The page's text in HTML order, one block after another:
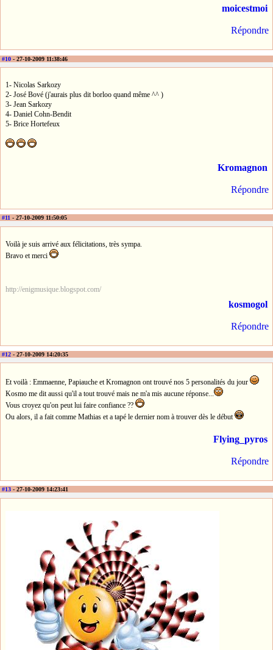
moicestmoi
Répondre
#10 - 27-10-2009 11:38:46
1- Nicolas Sarkozy
2- José Bové (j'aurais plus dit borloo quand même ^^ )
3- Jean Sarkozy
4- Daniel Cohn-Bendit
5- Brice Hortefeux
Kromagnon
Répondre
#11 - 27-10-2009 11:50:05
Voilà je suis arrivé aux félicitations, très sympa.
Bravo et merci
http://enigmusique.blogspot.com/
kosmogol
Répondre
#12 - 27-10-2009 14:20:35
Et voilà : Emmaenne, Papiauche et Kromagnon ont trouvé nos 5 personalités du jour
Kosmo me dit aussi qu'il a tout trouvé mais ne m'a mis aucune réponse...
Vous croyez qu'on peut lui faire confiance ??
Ou alors, il a fait comme Mathias et a tapé le dernier nom à trouver dès le début
Flying_pyros
Répondre
#13 - 27-10-2009 14:23:41